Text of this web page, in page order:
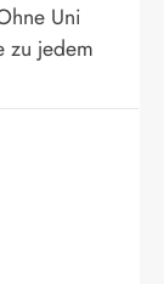
Uni
zu jedem